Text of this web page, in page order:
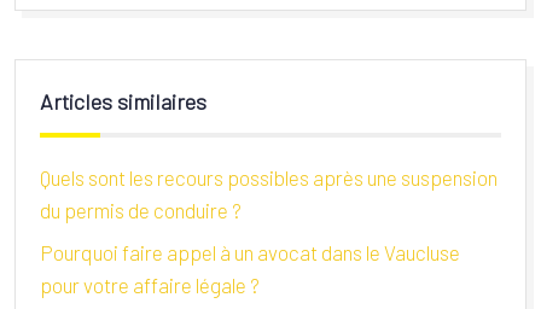
Articles similaires
Quels sont les recours possibles après une suspension
du permis de conduire ?
Pourquoi faire appel à un avocat dans le Vaucluse
pour votre affaire légale ?